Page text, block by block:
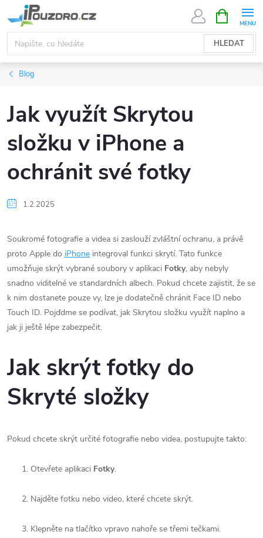
na
obsah
HLEDAT
NÁKUPNÍ
KOŠÍK
Blog
Jak využít Skrytou
složku v iPhone a
ochránit své fotky
1.2.2025
Soukromé fotografie a videa si zaslouží zvláštní ochranu, a právě
proto Apple do iPhone integroval funkci skrytí. Tato funkce
umožňuje skrýt vybrané soubory v aplikaci Fotky, aby nebyly
snadno viditelné ve standardních albech. Pokud chcete zajistit, že se
k nim dostanete pouze vy, lze je dodatečně chránit Face ID nebo
Touch ID. Pojďdme se podívat, jak Skrytou složku využít naplno a
jak ji ještě lépe zabezpečit.
Jak skrýt fotky do
Skryté složky
Pokud chcete skrýt určité fotografie nebo videa, postupujte takto:
Otevřete aplikaci Fotky.
Najděte fotku nebo video, které chcete skrýt.
Klepněte na tlačítko vpravo nahoře se třemi tečkami.